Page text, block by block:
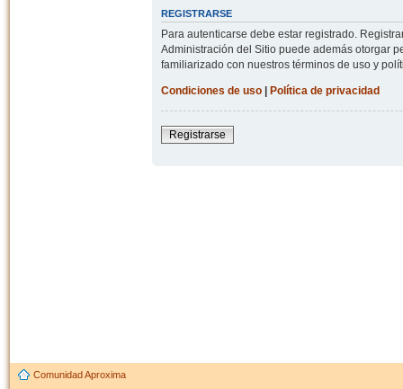
REGISTRARSE
Para autenticarse debe estar registrado.
Administración del Sitio puede además otorgar
familiarizado con nuestros términos de uso y
Condiciones de uso| Política de privacidad
Registrarse
Comunidad Aproxima